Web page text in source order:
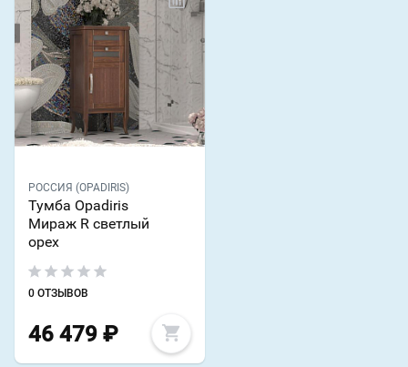
РОССИЯ (OPADIRIS)
Тумба Opadiris
Мираж R светлый
орех
0 ОТЗЫВОВ
46 479 ₽